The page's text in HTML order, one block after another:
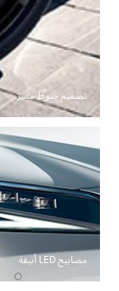
تصميم جنوط مميز
مصابيح LED أنيقة